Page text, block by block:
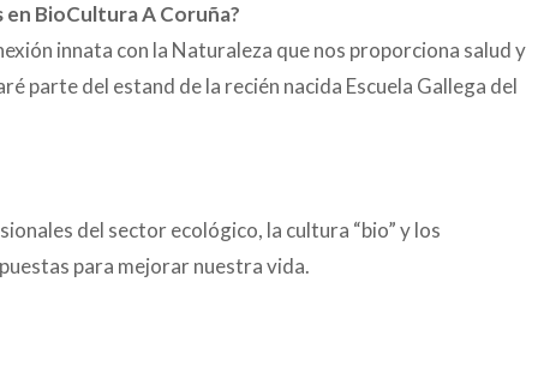
en BioCultura A Coruña?
innata con la Naturaleza que nos proporciona salud y
parte del estand de la recién nacida Escuela Gallega del
del sector ecológico, la cultura “bio” y los
para mejorar nuestra vida.